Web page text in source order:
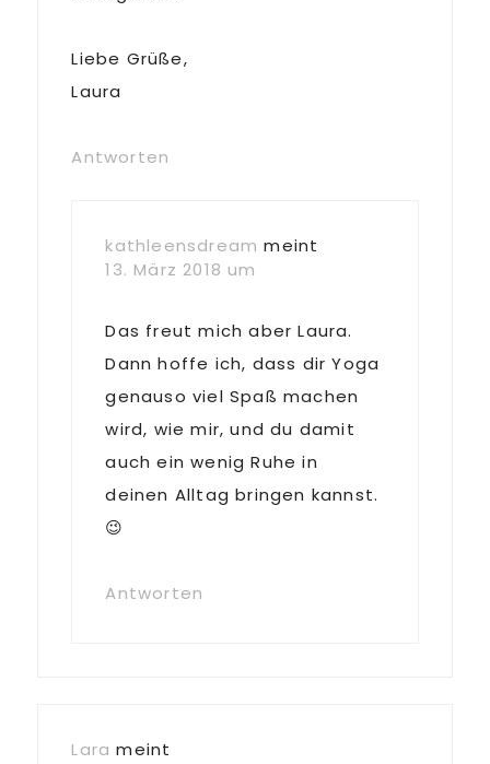
Liebe Grüße,
Laura
Antworten
kathleensdream meint
13. März 2018 um
Das freut mich aber Laura.
Dann hoffe ich, dass dir Yoga
genauso viel Spaß machen
wird, wie mir, und du damit
auch ein wenig Ruhe in
deinen Alltag bringen kannst.
😉
Antworten
Lara meint